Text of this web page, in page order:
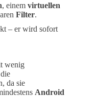
, einem virtuellen
Filter.
– er wird sofort
wenig
da sie
Android